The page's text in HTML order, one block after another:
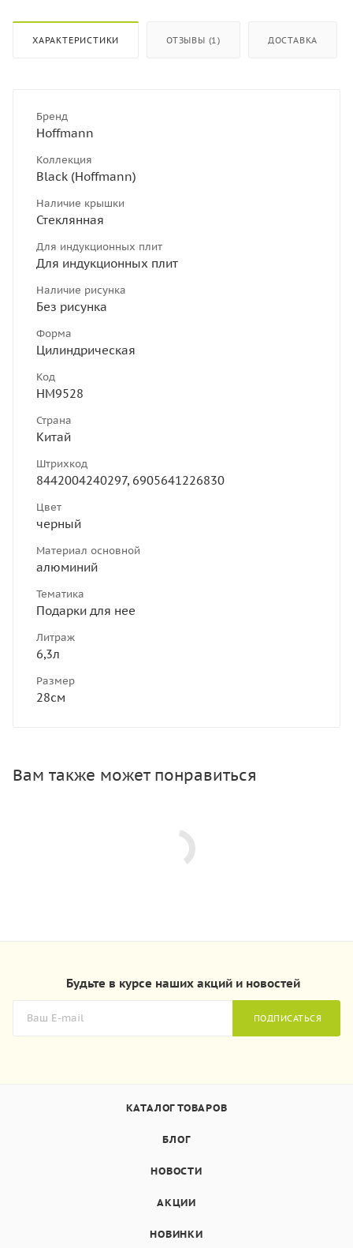
ХАРАКТЕРИСТИКИ ОТЗЫВЫ (1) ДОСТАВКА
Бренд
Hoffmann
Коллекция
Black (Hoffmann)
Наличие крышки
Стеклянная
Для индукционных плит
Для индукционных плит
Наличие рисунка
Без рисунка
Форма
Цилиндрическая
Код
НМ9528
Страна
Китай
Штрихкод
8442004240297, 6905641226830
Цвет
черный
Материал основной
алюминий
Тематика
Подарки для нее
Литраж
6,3л
Размер
28см
Вам также может понравиться
Будьте в курсе наших акций и новостей
ПОДПИСАТЬСЯ
КАТАЛОГ ТОВАРОВ
БЛОГ
НОВОСТИ
АКЦИИ
НОВИНКИ